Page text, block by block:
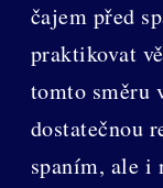
čajem před
praktikovat
tomto směru
dostatečnou
spaním, ale i